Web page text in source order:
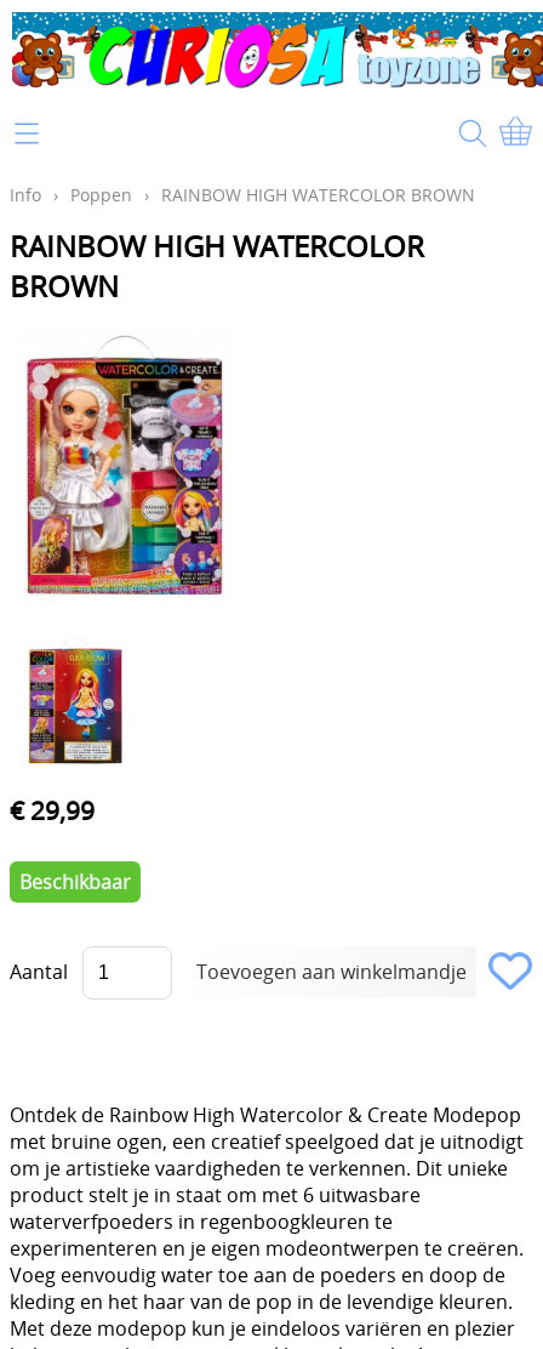
Home
Info
Mijn account
Info › Poppen › RAINBOW HIGH WATERCOLOR BROWN
RAINBOW HIGH WATERCOLOR
BROWN
€ 29,99
Beschikbaar
Aantal
Ontdek de Rainbow High Watercolor & Create Modepop
met bruine ogen, een creatief speelgoed dat je uitnodigt
om je artistieke vaardigheden te verkennen. Dit unieke
product stelt je in staat om met 6 uitwasbare
waterverfpoeders in regenboogkleuren te
experimenteren en je eigen modeontwerpen te creëren.
Voeg eenvoudig water toe aan de poeders en doop de
kleding en het haar van de pop in de levendige kleuren.
Met deze modepop kun je eindeloos variëren en plezier